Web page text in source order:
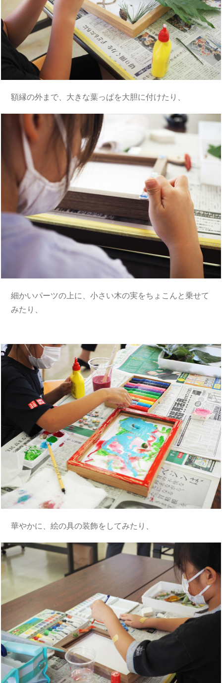
額縁の外まで、大きな葉っぱを大胆に付けたり、
細かいパーツの上に、小さい木の実をちょこんと乗せて
みたり、
華やかに、絵の具の装飾をしてみたり、